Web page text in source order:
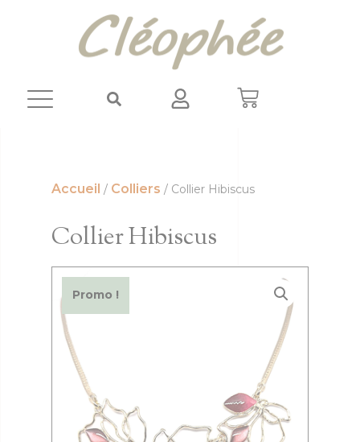
Accueil / Colliers / Collier Hibiscus
Collier Hibiscus
Promo !